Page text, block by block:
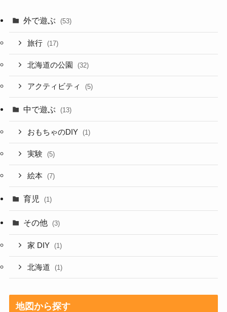
外で遊ぶ (53)
旅行 (17)
北海道の公園 (32)
アクティビティ (5)
中で遊ぶ (13)
おもちゃのDIY (1)
実験 (5)
絵本 (7)
育児 (1)
その他 (3)
家 DIY (1)
北海道 (1)
地図から探す